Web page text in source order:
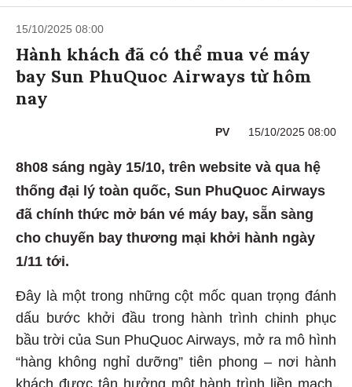
15/10/2025 08:00
Hành khách đã có thể mua vé máy
bay Sun PhuQuoc Airways từ hôm
nay
PV 15/10/2025 08:00
8h08 sáng ngày 15/10, trên website và qua hệ
thống đại lý toàn quốc, Sun PhuQuoc Airways
đã chính thức mở bán vé máy bay, sẵn sàng
cho chuyến bay thương mại khởi hành ngày
1/11 tới.
Đây là một trong những cột mốc quan trọng đánh
dấu bước khởi đầu trong hành trình chinh phục
bầu trời của Sun PhuQuoc Airways, mở ra mô hình
“hàng không nghỉ dưỡng” tiên phong – nơi hành